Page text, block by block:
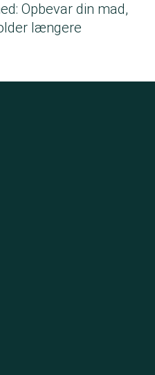
Opbevar din mad,
længere